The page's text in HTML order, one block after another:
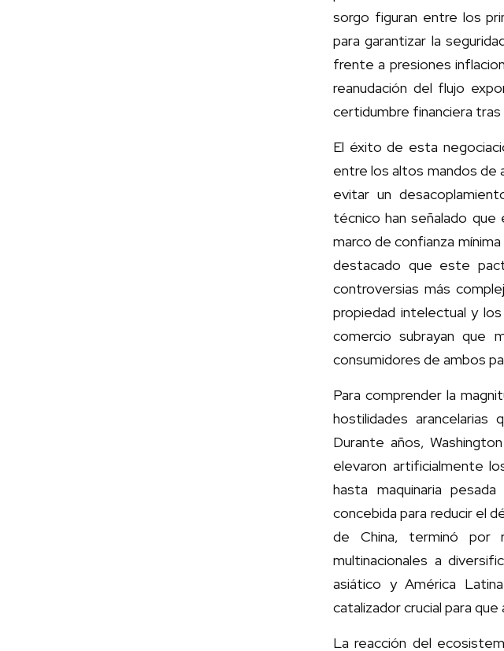
sorgo figuran entre los
para garantizar la
frente a presiones
reanudación del flujo
certidumbre financiera
El éxito de esta
entre los altos mandos de
evitar un
técnico han señalado
marco de confianza
destacado que este
controversias más
propiedad intelectual y
comercio subrayan que
consumidores de ambos
Para comprender la
hostilidades arancelarias
Durante años,
elevaron artificialmente
hasta maquinaria
concebida para reducir el
de China, terminó por
multinacionales a
asiático y América
catalizador crucial para
La reacción del